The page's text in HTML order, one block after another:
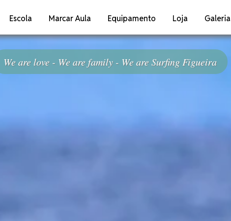
Escola Marcar Aula Equipamento Loja Galeria
are love - We are family - We are Surfing Figueira